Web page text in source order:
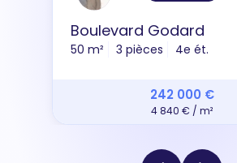
Boulevard Godard
50 m² 3 pièces 4e ét.
242 000 €
4 840 € / m²